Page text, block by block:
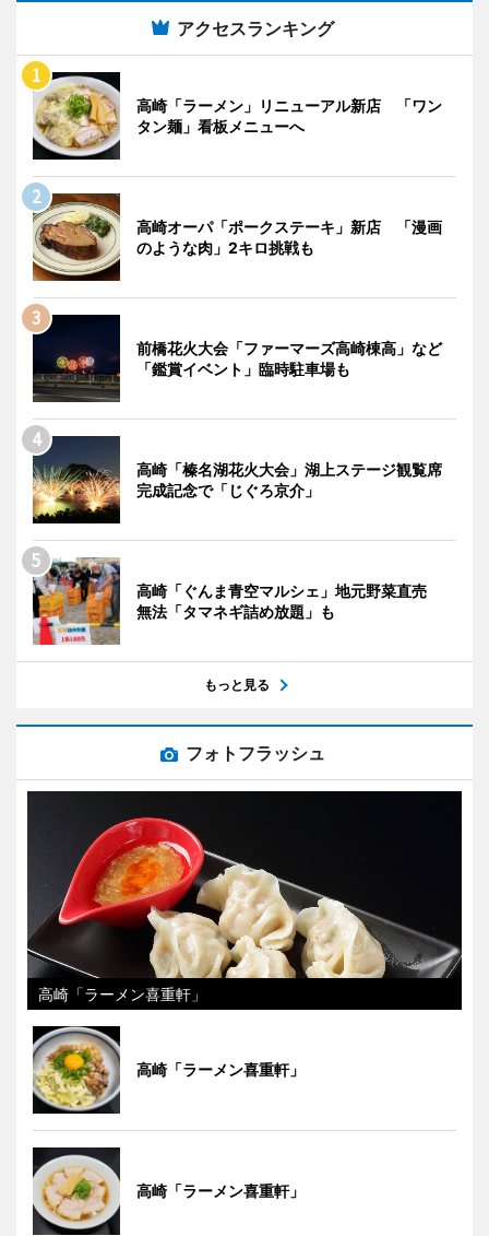
アクセスランキング
高崎「ラーメン」リニューアル新店 「ワン
タン麺」看板メニューへ
高崎オーパ「ポークステーキ」新店 「漫画
のような肉」2キロ挑戦も
前橋花火大会「ファーマーズ高崎棟高」など
「鑑賞イベント」臨時駐車場も
高崎「榛名湖花火大会」湖上ステージ観覧席
完成記念で「じぐろ京介」
高崎「ぐんま青空マルシェ」地元野菜直売
無法「タマネギ詰め放題」も
もっと見る
フォトフラッシュ
高崎「ラーメン喜重軒」
高崎「ラーメン喜重軒」
高崎「ラーメン喜重軒」